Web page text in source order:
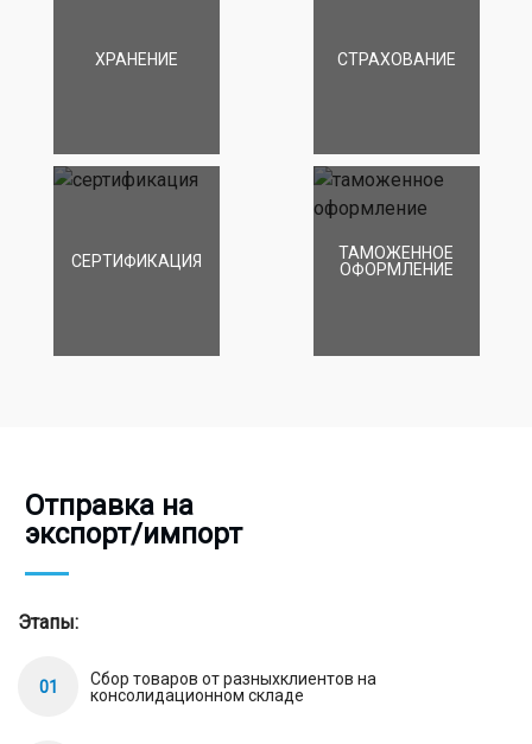
ХРАНЕНИЕ СТРАХОВАНИЕ
СЕРТИФИКАЦИЯ
ТАМОЖЕННОЕ
ОФОРМЛЕНИЕ
Отправка на
экспорт/импорт
Этапы:
01
Сбор товаров от разныхклиентов на
консолидационном складе